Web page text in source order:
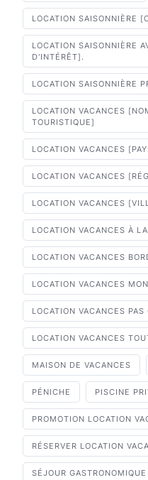
LOCATION SAISONNIÈRE
LOCATION SAISONNIÈRE
D'INTÉRÊT].
LOCATION SAISONNIÈRE
LOCATION VACANCES
TOURISTIQUE]
LOCATION VACANCES
LOCATION VACANCES
LOCATION VACANCES
LOCATION VACANCES À
LOCATION VACANCES
LOCATION VACANCES
LOCATION VACANCES PAS
LOCATION VACANCES
MAISON DE VACANCES
PÉNICHE PISCINE
PROMOTION LOCATION
RÉSERVER LOCATION
SÉJOUR GASTRONOMIQUE